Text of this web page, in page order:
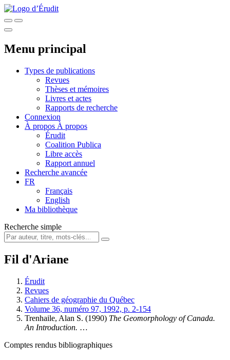
Menu principal
Types de publications
Revues
Thèses et mémoires
Livres et actes
Rapports de recherche
Connexion
À propos À propos
Érudit
Coalition Publica
Libre accès
Rapport annuel
Recherche avancée
FR
Français
English
Ma bibliothèque
Recherche simple
Fil d'Ariane
Érudit
Revues
Cahiers de géographie du Québec
Volume 36, numéro 97, 1992, p. 2-154
Trenhaile, Alan S. (1990) The Geomorphology of Canada.
An Introduction. …
Comptes rendus bibliographiques